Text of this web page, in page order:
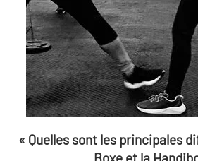
« Quelles sont les principales
Boxe et la